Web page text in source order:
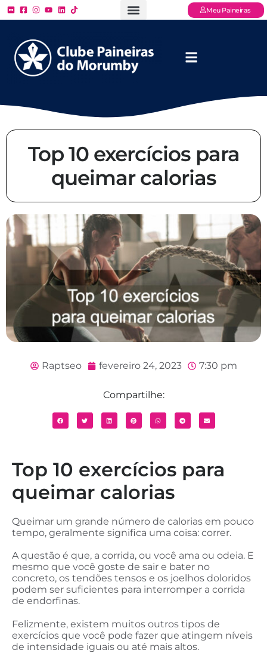
Meu Paineiras
Top 10 exercícios para
queimar calorias
Raptseo fevereiro 24, 2023 7:30 pm
Compartilhe:
Top 10 exercícios para
queimar calorias
Queimar um grande número de calorias em pouco
tempo, geralmente significa uma coisa: correr.
A questão é que, a corrida, ou você ama ou odeia. E
mesmo que você goste de sair e bater no
concreto, os tendões tensos e os joelhos doloridos
podem ser suficientes para interromper a corrida
de endorfinas.
Felizmente, existem muitos outros tipos de
exercícios que você pode fazer que atingem níveis
de intensidade iguais ou até mais altos.